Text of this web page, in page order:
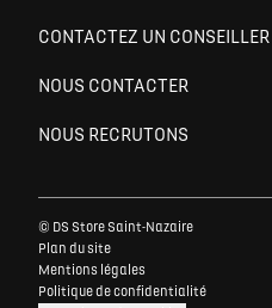
CONTACTEZ UN CONSEILLER
NOUS CONTACTER
NOUS RECRUTONS
© DS Store Saint-Nazaire
Plan du site
Mentions légales
Politique de confidentialité